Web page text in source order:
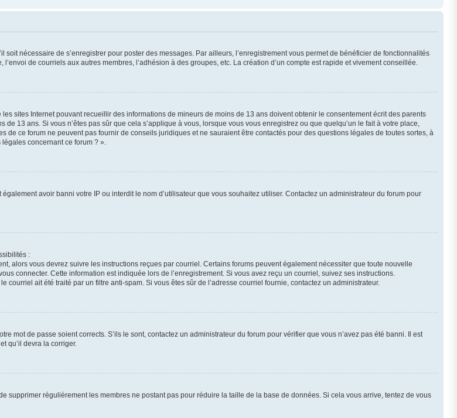
nécessaire de s’enregistrer pour poster des messages. Par ailleurs, l’enregistrement vous permet de bénéficier de fonctionnalités
de courriels aux autres membres, l’adhésion à des groupes, etc. La création d’un compte est rapide et vivement conseillée.
sites Internet pouvant recueillir des informations de mineurs de moins de 13 ans doivent obtenir le consentement écrit des parents
13 ans. Si vous n’êtes pas sûr que cela s’applique à vous, lorsque vous vous enregistrez ou que quelqu’un le fait à votre place,
ce forum ne peuvent pas fournir de conseils juridiques et ne sauraient être contactés pour des questions légales de toutes sortes, à
concernant ce forum ? ».
avoir banni votre IP ou interdit le nom d’utilisateur que vous souhaitez utiliser. Contactez un administrateur du forum pour
:
alors vous devrez suivre les instructions reçues par courriel. Certains forums peuvent également nécessiter que toute nouvelle
connecter. Cette information est indiquée lors de l’enregistrement. Si vous avez reçu un courriel, suivez ses instructions.
ait été traité par un filtre anti-spam. Si vous êtes sûr de l’adresse courriel fournie, contactez un administrateur.
mot de passe soient corrects. S’ils le sont, contactez un administrateur du forum pour vérifier que vous n’avez pas été banni. Il est
qu’il devra la corriger.
supprimer régulièrement les membres ne postant pas pour réduire la taille de la base de données. Si cela vous arrive, tentez de vous